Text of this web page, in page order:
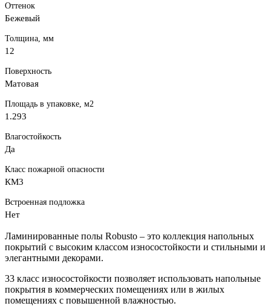
Оттенок
Бежевый
Толщина, мм
12
Поверхность
Матовая
Площадь в упаковке, м2
1.293
Влагостойкость
Да
Класс пожарной опасности
КМ3
Встроенная подложка
Нет
Ламинированные полы Robusto – это коллекция напольных
покрытий с высоким классом износостойкости и стильными и
элегантными декорами.
33 класс износостойкости позволяет использовать напольные
покрытия в коммерческих помещениях или в жилых
помещениях с повышенной влажностью.